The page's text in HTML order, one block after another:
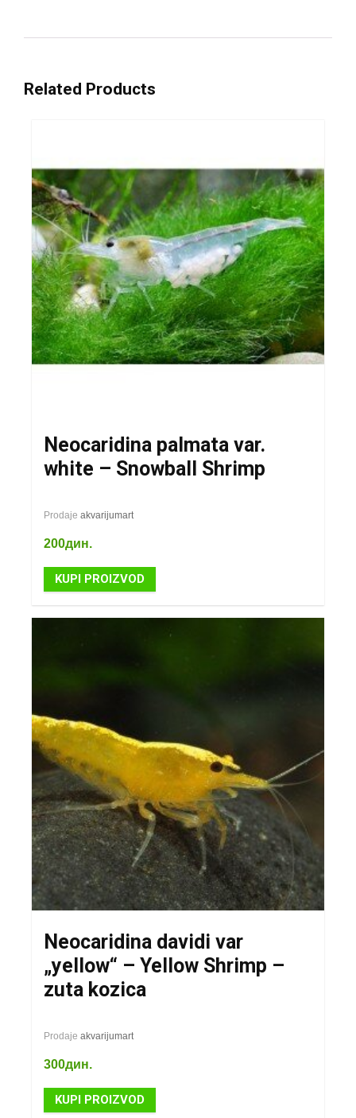
Related Products
Neocaridina palmata var.
white – Snowball Shrimp
Prodaje akvarijumart
200дин.
KUPI PROIZVOD
Neocaridina davidi var
„yellow“ – Yellow Shrimp –
zuta kozica
Prodaje akvarijumart
300дин.
KUPI PROIZVOD